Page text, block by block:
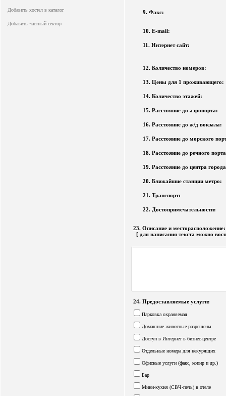
Добавить хостел в каталог
Добавить частный сектор
9. Факс:
10. E-mail:
11. Интернет сайт:
12. Количество номеров:
13. Цены для 1 проживающего:
14. Количество этажей:
15. Расстояние до аэропорта:
16. Расстояние до ж/д вокзала:
17. Расстояние до морского
18. Расстояние до речного
19. Расстояние до центра
20. Ближайшие станции метро:
21. Транспорт:
22. Достопримечательности:
23. Описание и
[ для написания текста можно
24. Предоставляемые услуги:
Парковка охраняемая
Домашние животные разрешены
Доступ в Интернет в бизнес-центре
Отдельные номера для некурящих
Офисные услуги (факс, копир и др.)
Бар
Мини-кухня (СВЧ-печь) в отеле